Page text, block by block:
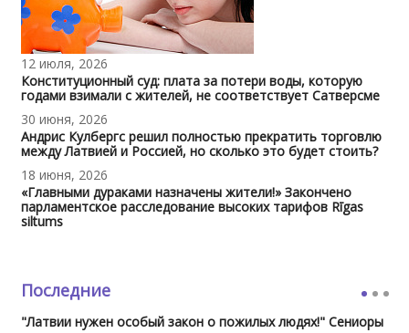
12 июля, 2026
Конституционный суд: плата за потери воды, которую
годами взимали с жителей, не соответствует Сатверсме
30 июня, 2026
Андрис Кулбергс решил полностью прекратить торговлю
между Латвией и Россией, но сколько это будет стоить?
18 июня, 2026
«Главными дураками назначены жители!» Закончено
парламентское расследование высоких тарифов Rīgas
siltums
Последние
"Латвии нужен особый закон о пожилых людях!" Сениоры